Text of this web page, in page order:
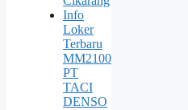
Info
Loker
Terbaru
MM2100
PT
TACI
DENSO